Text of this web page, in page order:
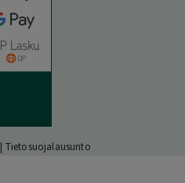
| Tietosuojalausunto